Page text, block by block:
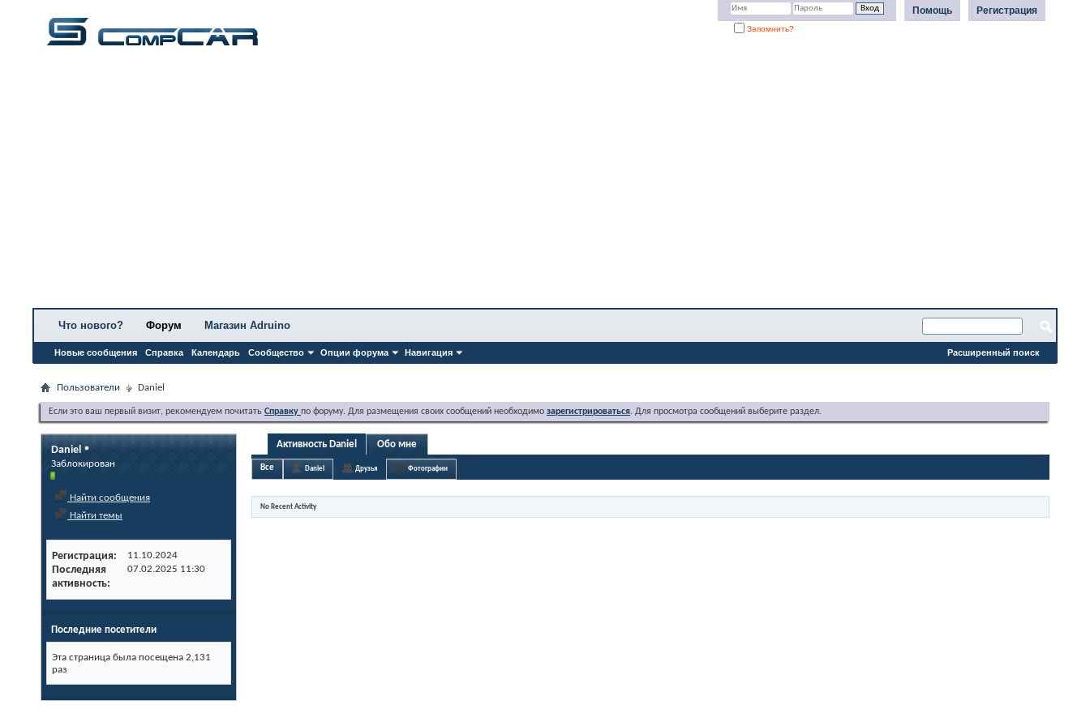
Регистрация
Помощь
Запомнить?
Что нового? Форум
Новые сообщения Справка Календарь Сообщество Опции форума Навигация
Магазин Adruino
Расширенный поиск
Пользователи Daniel
Если это ваш первый визит, рекомендуем почитать Справку по форуму. Для размещения своих сообщений необходимо зарегистрироваться. Для просмотра сообщений выберите раздел.
Daniel
Заблокирован
Найти сообщения
Найти темы
Регистрация 11.10.2024
Последняя
активность
07.02.2025 11:30
Последние посетители
Эта страница была посещена 2,131
раз
Активность Daniel Обо мне
Все Daniel Друзья Фотографии
No Recent Activity